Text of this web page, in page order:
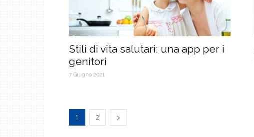
Stili di vita salutari: una app per i
genitori
7 Giugno 2021
1 2